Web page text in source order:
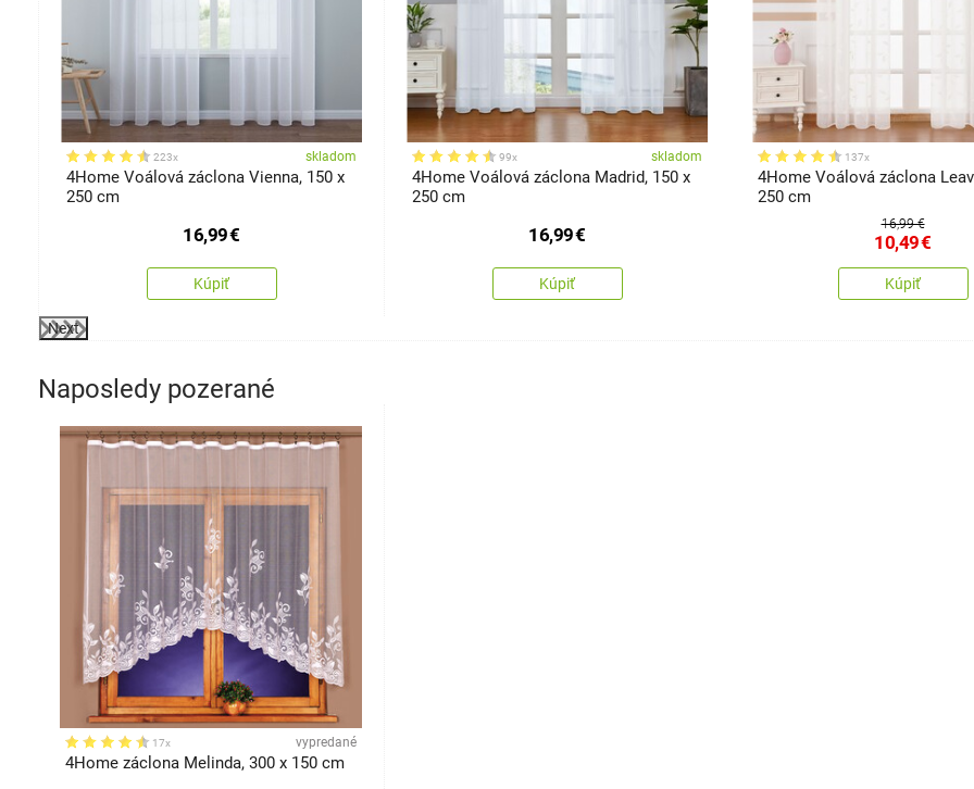
223x skladom
4Home Voálová záclona Vienna, 150 x
250 cm
16,99€
Kúpiť
99x skladom
4Home Voálová záclona Madrid, 150 x
250 cm
16,99€
Kúpiť
137x
4Home Voálová záclona
250 cm
16,99 €
10,49€
Kúpiť
Next
Naposledy pozerané
17x vypredané
4Home záclona Melinda, 300 x 150 cm